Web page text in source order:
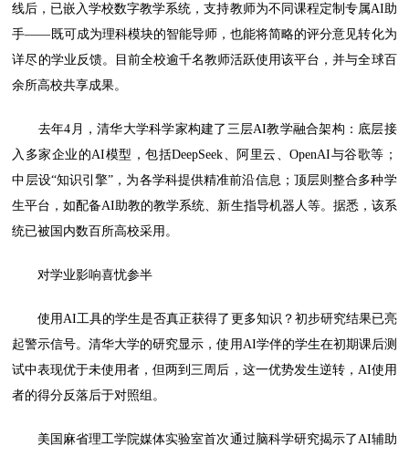
线后，已嵌入学校数字教学系统，支持教师为不同课程定制专属AI助
手——既可成为理科模块的智能导师，也能将简略的评分意见转化为
详尽的学业反馈。目前全校逾千名教师活跃使用该平台，并与全球百
余所高校共享成果。
去年4月，清华大学科学家构建了三层AI教学融合架构：底层接
入多家企业的AI模型，包括DeepSeek、阿里云、OpenAI与谷歌等；
中层设“知识引擎”，为各学科提供精准前沿信息；顶层则整合多种学
生平台，如配备AI助教的教学系统、新生指导机器人等。据悉，该系
统已被国内数百所高校采用。
对学业影响喜忧参半
使用AI工具的学生是否真正获得了更多知识？初步研究结果已亮
起警示信号。清华大学的研究显示，使用AI学伴的学生在初期课后测
试中表现优于未使用者，但两到三周后，这一优势发生逆转，AI使用
者的得分反落后于对照组。
美国麻省理工学院媒体实验室首次通过脑科学研究揭示了AI辅助